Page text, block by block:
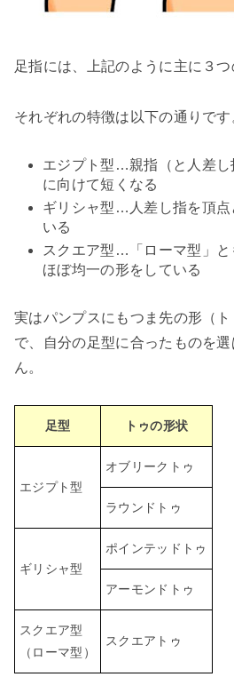
足指には、上記のように主に３
それぞれの特徴は以下の通りです
エジプト型…親指（と人差し
に向けて短くなる
ギリシャ型…人差し指を頂点
いる
スクエア型…「ローマ型」
ほぼ均一の形をしている
実はパンプスにもつま先の形（
で、自分の足型に合ったものを
ん。
足型 トゥの形状
エジプト型
オブリークトゥ
ラウンドトゥ
ギリシャ型
ポインテッドトゥ
アーモンドトゥ
スクエア型
（ローマ型）
スクエアトゥ